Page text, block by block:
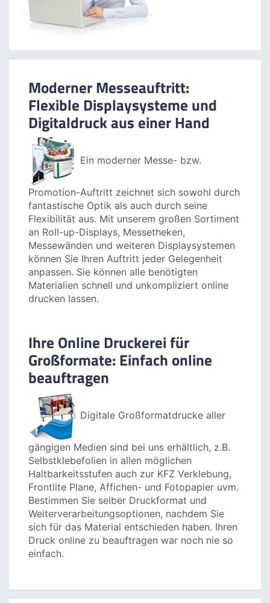
Moderner Messeauftritt:
Flexible Displaysysteme und
Digitaldruck aus einer Hand
Ein moderner Messe- bzw.
Promotion-Auftritt zeichnet sich sowohl durch
fantastische Optik als auch durch seine
Flexibilität aus. Mit unserem großen Sortiment
können Sie Ihren Auftritt jeder Gelegenheit
anpassen. Sie können alle benötigten
Materialien schnell und unkompliziert online
drucken lassen.
Ihre Online Druckerei für
Großformate: Einfach online
beauftragen
Digitale Großformatdrucke aller
gängigen Medien sind bei uns erhältlich, z.B.
Selbstklebefolien in allen möglichen
Haltbarkeitsstufen auch zur KFZ Verklebung,
Weiterverarbeitungsoptionen, nachdem Sie